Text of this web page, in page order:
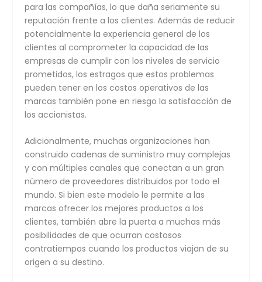
para las compañías, lo que daña seriamente su
reputación frente a los clientes. Además de reducir
potencialmente la experiencia general de los
clientes al comprometer la capacidad de las
empresas de cumplir con los niveles de servicio
prometidos, los estragos que estos problemas
pueden tener en los costos operativos de las
marcas también pone en riesgo la satisfacción de
los accionistas.
Adicionalmente, muchas organizaciones han
construido cadenas de suministro muy complejas
y con múltiples canales que conectan a un gran
número de proveedores distribuidos por todo el
mundo. Si bien este modelo le permite a las
marcas ofrecer los mejores productos a los
clientes, también abre la puerta a muchas más
posibilidades de que ocurran costosos
contratiempos cuando los productos viajan de su
origen a su destino.